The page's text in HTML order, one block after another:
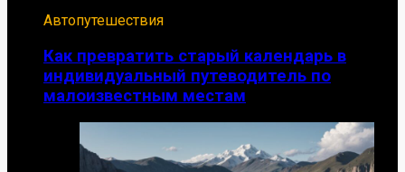
Автопутешествия
Как превратить старый календарь в
индивидуальный путеводитель по
малоизвестным местам